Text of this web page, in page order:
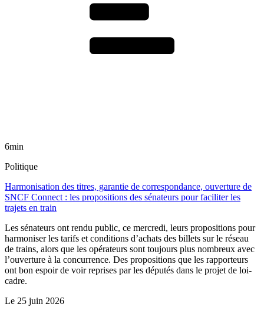
6min
Politique
Harmonisation des titres, garantie de correspondance, ouverture de
SNCF Connect : les propositions des sénateurs pour faciliter les
trajets en train
Les sénateurs ont rendu public, ce mercredi, leurs propositions pour
harmoniser les tarifs et conditions d’achats des billets sur le réseau
de trains, alors que les opérateurs sont toujours plus nombreux avec
l’ouverture à la concurrence. Des propositions que les rapporteurs
ont bon espoir de voir reprises par les députés dans le projet de loi-
cadre.
Le 25 juin 2026